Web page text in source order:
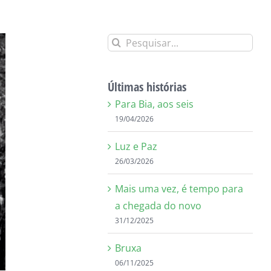
Buscar
Últimas histórias
Para Bia, aos seis
19/04/2026
Luz e Paz
26/03/2026
Mais uma vez, é tempo para
a chegada do novo
31/12/2025
Bruxa
06/11/2025